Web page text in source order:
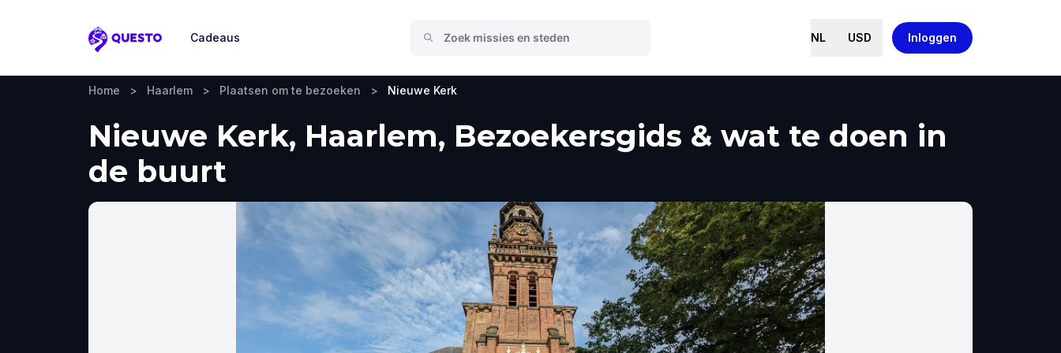
Questo
Cadeaus NL USD Inloggen
Home > Haarlem > Plaatsen om te bezoeken > Nieuwe Kerk
Nieuwe Kerk, Haarlem, Bezoekersgids & wat te doen in
de buurt